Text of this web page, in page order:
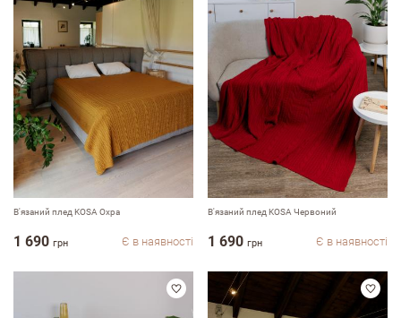
В'язаний плед KOSA Охра
1 690 грн Є в наявності
В'язаний плед KOSA Червоний
1 690 грн Є в наявності
Залишити вiдгук про магазин
ПІБ